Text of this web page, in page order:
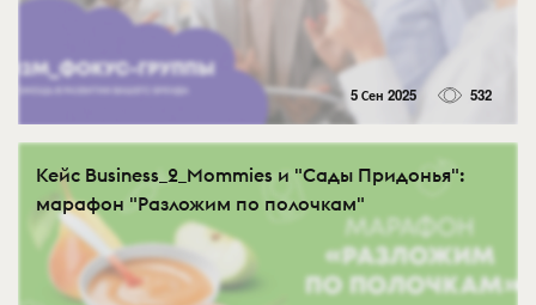
5 Сен 2025 532
Кейс Business_2_Mommies и "Сады Придонья":
марафон "Разложим по полочкам"